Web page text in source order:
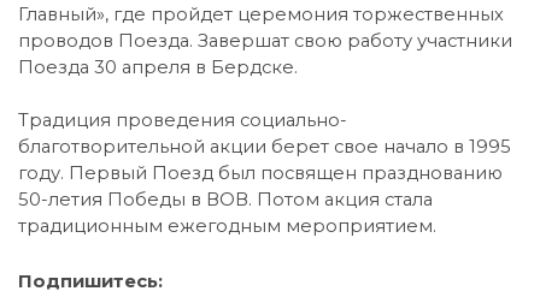
Главный», где пройдет церемония торжественных
проводов Поезда. Завершат свою работу участники
Поезда 30 апреля в Бердске.
Традиция проведения социально-
благотворительной акции берет свое начало в 1995
году. Первый Поезд был посвящен празднованию
50-летия Победы в ВОВ. Потом акция стала
традиционным ежегодным мероприятием.
Подпишитесь: